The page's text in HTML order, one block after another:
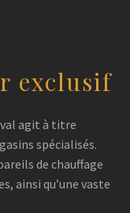
exclusif
agit à titre
spécialisés.
de chauffage
ainsi qu’une vaste